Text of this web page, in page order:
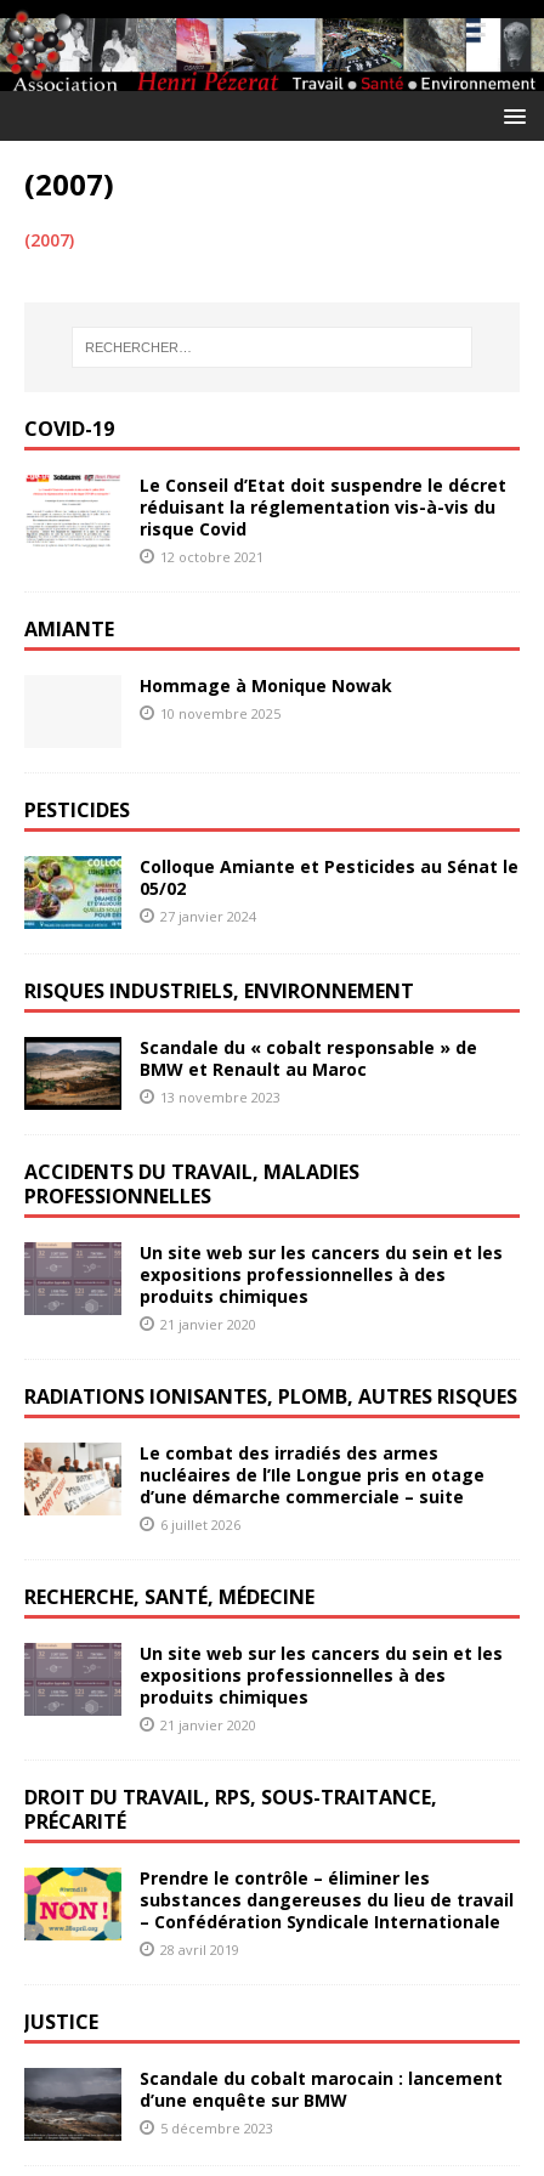
(2007)
(2007)
COVID-19
Le Conseil d’Etat doit suspendre le décret
réduisant la réglementation vis-à-vis du
risque Covid
12 octobre 2021
AMIANTE
Hommage à Monique Nowak
10 novembre 2025
PESTICIDES
Colloque Amiante et Pesticides au Sénat le
05/02
27 janvier 2024
RISQUES INDUSTRIELS, ENVIRONNEMENT
Scandale du « cobalt responsable » de
BMW et Renault au Maroc
13 novembre 2023
ACCIDENTS DU TRAVAIL, MALADIES
PROFESSIONNELLES
Un site web sur les cancers du sein et les
expositions professionnelles à des
produits chimiques
21 janvier 2020
RADIATIONS IONISANTES, PLOMB, AUTRES RISQUES
Le combat des irradiés des armes
nucléaires de l’Ile Longue pris en otage
d’une démarche commerciale – suite
6 juillet 2026
RECHERCHE, SANTÉ, MÉDECINE
Un site web sur les cancers du sein et les
expositions professionnelles à des
produits chimiques
21 janvier 2020
DROIT DU TRAVAIL, RPS, SOUS-TRAITANCE,
PRÉCARITÉ
Prendre le contrôle – éliminer les
substances dangereuses du lieu de travail
– Confédération Syndicale Internationale
28 avril 2019
JUSTICE
Scandale du cobalt marocain : lancement
d’une enquête sur BMW
5 décembre 2023